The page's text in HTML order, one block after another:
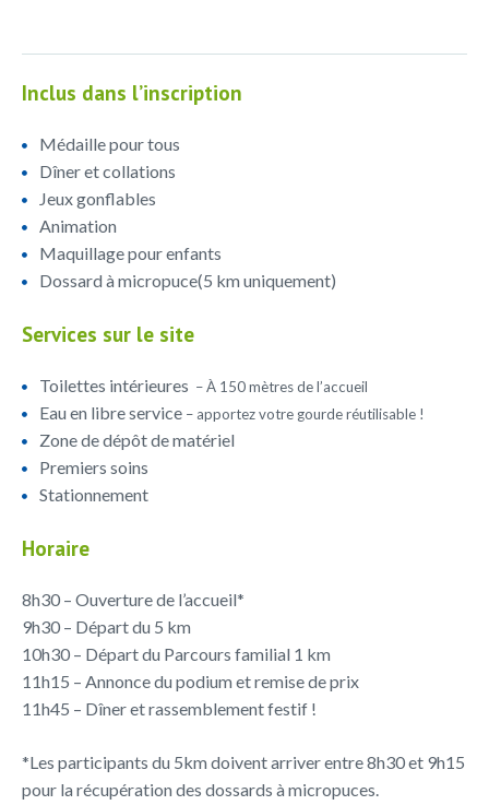
Inclus dans l’inscription
Médaille pour tous
Dîner et collations
Jeux gonflables
Animation
Maquillage pour enfants
Dossard à micropuce(5 km uniquement)
Services sur le site
Toilettes intérieures – À 150 mètres de l’accueil
Eau en libre service – apportez votre gourde réutilisable !
Zone de dépôt de matériel
Premiers soins
Stationnement
Horaire
8h30 – Ouverture de l’accueil*
9h30 – Départ du 5 km
10h30 – Départ du Parcours familial 1 km
11h15 – Annonce du podium et remise de prix
11h45 – Dîner et rassemblement festif !
*Les participants du 5km doivent arriver entre 8h30 et 9h15
pour la récupération des dossards à micropuces.